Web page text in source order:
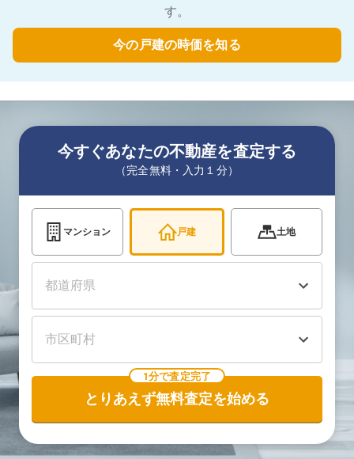
す。
今の戸建の時価を知る
今すぐあなたの不動産を査定する
（完全無料・入力１分）
マンション 戸建 土地
1分で査定完了
とりあえず無料査定を始める